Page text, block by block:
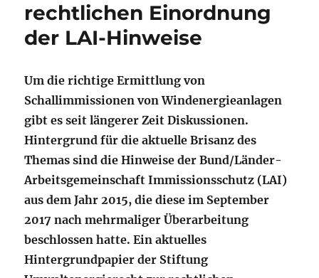
rechtlichen Einordnung
der LAI-Hinweise
Um die richtige Ermittlung von
Schallimmissionen von Windenergieanlagen
gibt es seit längerer Zeit Diskussionen.
Hintergrund für die aktuelle Brisanz des
Themas sind die Hinweise der Bund/Länder-
Arbeitsgemeinschaft Immissionsschutz (LAI)
aus dem Jahr 2015, die diese im September
2017 nach mehrmaliger Überarbeitung
beschlossen hatte. Ein aktuelles
Hintergrundpapier der Stiftung